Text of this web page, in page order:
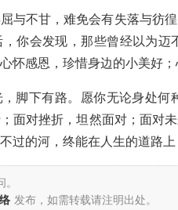
与不甘，难免会有失落与彷
你会发现，那些曾经以为
怀感恩，珍惜身边的小美好；
脚下有路。愿你无论身处
面对挫折，坦然面对；面对
过的河，终能在人生的道路
发布，如需转载请注明出处。